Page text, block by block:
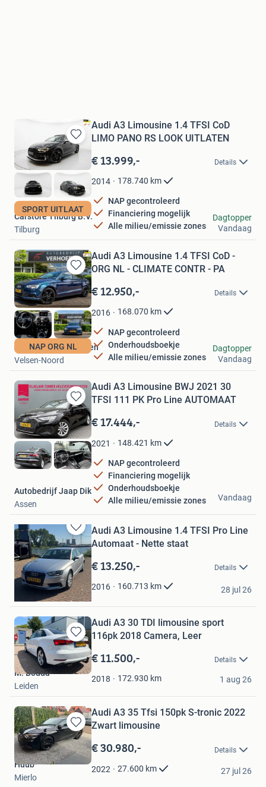
Bewaren
in
Mijn
Favorieten
SPORT UITLAAT
Audi A3 Limousine 1.4 TFSI CoD
LIMO PANO RS LOOK UITLATEN
€ 13.999,- Details
2014 178.740 km
NAP gecontroleerd
Financiering mogelijk
Alle milieu/emissie zones
Carstore Tilburg B.V.
Tilburg
Dagtopper
Vandaag
Bewaren
in
Mijn
Favorieten
NAP ORG NL
Audi A3 Limousine 1.4 TFSI CoD -
ORG NL - CLIMATE CONTR - PA
€ 12.950,- Details
2016 168.070 km
NAP gecontroleerd
Onderhoudsboekje
Alle milieu/emissie zones
Autobedrijf Verhoefen
Velsen-Noord
Dagtopper
Vandaag
Bewaren
in
Mijn
Favorieten
Audi A3 Limousine BWJ 2021 30
TFSI 111 PK Pro Line AUTOMAAT
€ 17.444,- Details
2021 148.421 km
NAP gecontroleerd
Financiering mogelijk
Onderhoudsboekje
Alle milieu/emissie zones
Autobedrijf Jaap Dik
Assen
Vandaag
Bewaren
in
Mijn
Favorieten
Audi A3 Limousine 1.4 TFSI Pro Line
Automaat - Nette staat
€ 13.250,- Details
2016 160.713 km
Bostan
Roermond
28 jul 26
Bewaren
in
Mijn
Favorieten
Audi A3 30 TDI limousine sport
116pk 2018 Camera, Leer
€ 11.500,- Details
2018 172.930 km
M. Bouda
Leiden
1 aug 26
Bewaren
in
Mijn
Favorieten
Audi A3 35 Tfsi 150pk S-tronic 2022
Zwart limousine
€ 30.980,- Details
2022 27.600 km
Huub
Mierlo
27 jul 26